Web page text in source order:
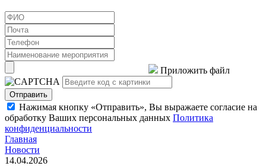
Приложить файл
Отправить
Нажимая кнопку «Отправить», Вы выражаете согласие на
обработку Ваших персональных данных Политика
конфиденциальности
Главная
Новости
14.04.2026